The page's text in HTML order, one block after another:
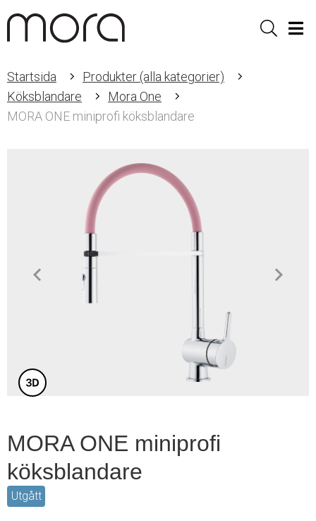
Sök
Startsida
Produkter (alla kategorier)
Köksblandare
Mora One
MORA ONE miniprofi köksblandare
MORA ONE miniprofi
köksblandare
Utgått